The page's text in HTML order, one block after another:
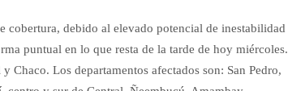
cobertura, debido al elevado potencial de inestabilidad
puntual en lo que resta de la tarde de hoy miércoles.
Chaco. Los departamentos afectados son: San Pedro,